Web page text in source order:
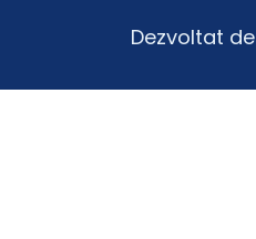
Dezvoltat de